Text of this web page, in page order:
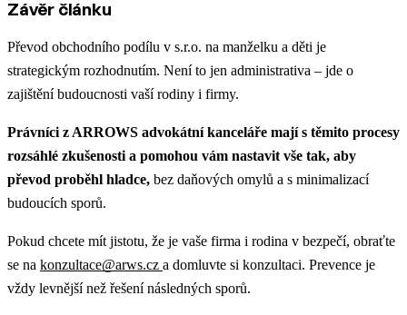
Závěr článku
Převod obchodního podílu v s.r.o. na manželku a děti je
strategickým rozhodnutím. Není to jen administrativa – jde o
zajištění budoucnosti vaší rodiny i firmy.
Právníci z ARROWS advokátní kanceláře mají s těmito procesy
rozsáhlé zkušenosti a pomohou vám nastavit vše tak, aby
převod proběhl hladce, bez daňových omylů a s minimalizací
budoucích sporů.
Pokud chcete mít jistotu, že je vaše firma i rodina v bezpečí, obraťte
se na konzultace@arws.cz a domluvte si konzultaci. Prevence je
vždy levnější než řešení následných sporů.